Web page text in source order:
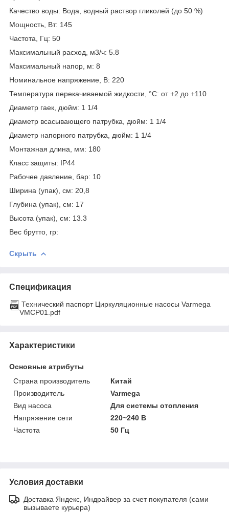
Качество воды: Вода, водный раствор гликолей (до 50 %)
Мощность, Вт: 145
Частота, Гц: 50
Максимальный расход, м3/ч: 5.8
Максимальный напор, м: 8
Номинальное напряжение, В: 220
Температура перекачиваемой жидкости, °С: от +2 до +110
Диаметр гаек, дюйм: 1 1/4
Диаметр всасывающего патрубка, дюйм: 1 1/4
Диаметр напорного патрубка, дюйм: 1 1/4
Монтажная длина, мм: 180
Класс защиты: IP44
Рабочее давление, бар: 10
Ширина (упак), см: 20,8
Глубина (упак), см: 17
Высота (упак), см: 13.3
Вес брутто, гр:
Скрыть
Спецификация
Технический паспорт Циркуляционные насосы Varmega
VMCP01.pdf
Характеристики
Основные атрибуты
Страна производитель
Китай
Производитель
Varmega
Вид насоса
Для системы отопления
Напряжение сети
220~240 В
Частота
50 Гц
Условия доставки
Доставка Яндекс, Индрайвер за счет покупателя (сами
вызываете курьера)